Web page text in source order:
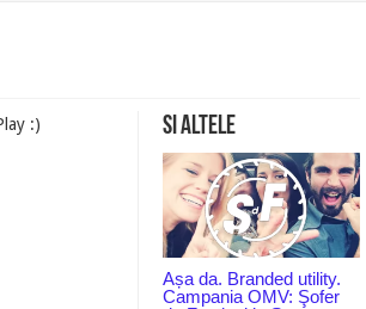
Si altele
Așa da. Branded utility.
Campania OMV: Şofer
:)